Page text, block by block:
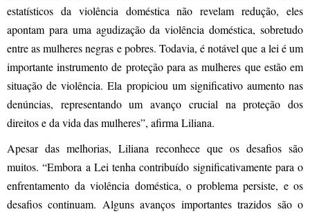
estatísticos da violência doméstica não revelam redução, eles
apontam para uma agudização da violência doméstica, sobretudo
entre as mulheres negras e pobres. Todavia, é notável que a lei é um
importante instrumento de proteção para as mulheres que estão em
situação de violência. Ela propiciou um significativo aumento nas
denúncias, representando um avanço crucial na proteção dos
direitos e da vida das mulheres”, afirma Liliana.
Apesar das melhorias, Liliana reconhece que os desafios são
muitos. “Embora a Lei tenha contribuído significativamente para o
enfrentamento da violência doméstica, o problema persiste, e os
desafios continuam. Alguns avanços importantes trazidos são o